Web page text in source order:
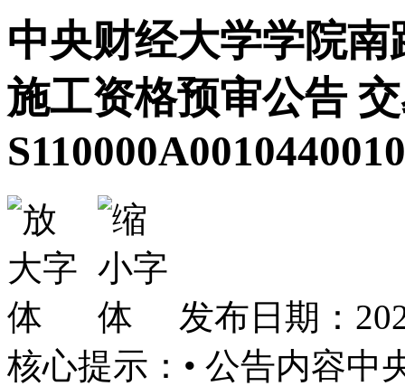
中央财经大学学院
施工资格预审公告
发布日期：
核心提示：• 公告内容中